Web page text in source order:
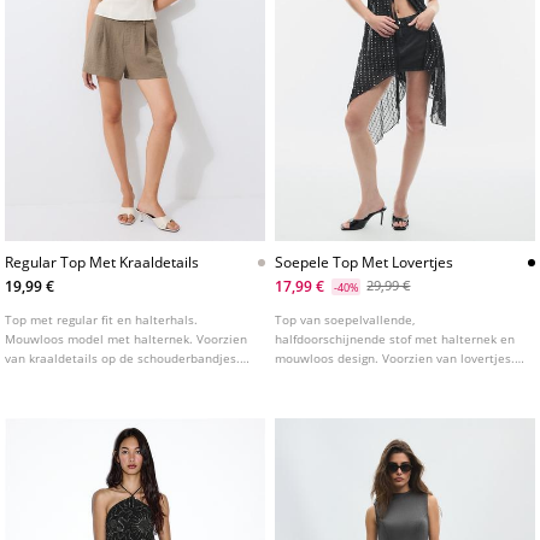
Regular Top Met Kraaldetails
19,99 €
Top met regular fit en halterhals.
Mouwloos model met halternek. Voorzien
van kraaldetails op de schouderbandjes.
Soepele Top Met Lovertjes
17,99 €
-40% 29,99 €
Top van soepelvallende,
halfdoorschijnende stof met halternek en
mouwloos design. Voorzien van lovertjes.